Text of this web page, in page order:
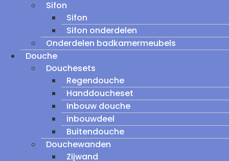
Sifon
Sifon
Sifon onderdelen
Onderdelen badkamermeubels
Douche
Douchesets
Regendouche
Handdoucheset
Inbouw douche
inbouwdeel
Buitendouche
Douchewanden
Zijwand